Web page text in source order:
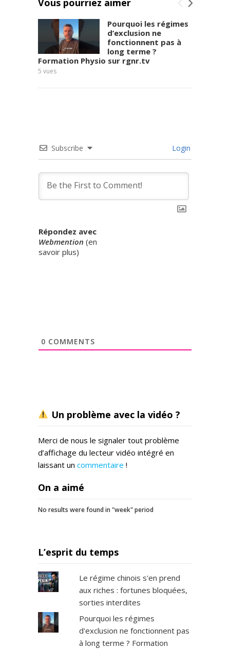
parcours "
Obésité et
perte de
poids " ...
Read more
Vous pourriez aimer
Pourquoi les régimes
d’exclusion ne
fonctionnent pas à
long terme ?
Formation Physio sur rgnr.tv
5 vues
Subscribe Login
Répondez avec
Webmention (en
savoir plus)
0 COMMENTS
Un problème avec la vidéo ?
Merci de nous le signaler tout problème
d’affichage du lecteur vidéo intégré en
laissant un commentaire !
On a aimé
No results were found in "week" period
L’esprit du temps
Le régime chinois s'en prend
aux riches : fortunes bloquées,
sorties interdites
Pourquoi les régimes
d'exclusion ne fonctionnent pas
à long terme ? Formation